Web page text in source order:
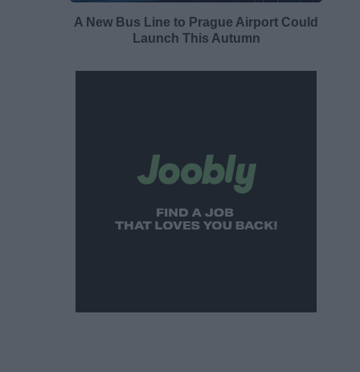
A New Bus Line to Prague Airport Could
Launch This Autumn